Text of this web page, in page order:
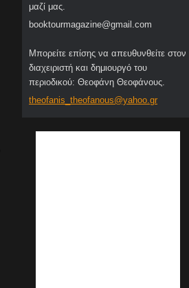
μαζί μας.
booktourmagazine@gmail.com
Μπορείτε επίσης να απευθυνθείτε στον
διαχειριστή και δημιουργό του
περιοδικού: Θεοφάνη Θεοφάνους.
theofanis_theofanous@yahoo.gr